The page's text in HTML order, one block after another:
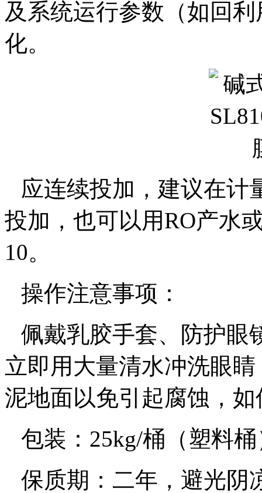
及系统运行参数（如回
化。
应连续投加，建议在计
投加，也可以用RO产水
10。
操作注意事项：
佩戴乳胶手套、防护眼
立即用大量清水冲洗眼
泥地面以免引起腐蚀，
包装： 25kg/桶（塑料桶
保质期：二年，避光阴